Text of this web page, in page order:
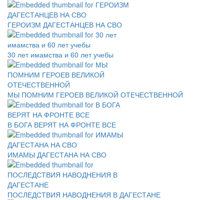
ГЕРОИЗМ ДАГЕСТАНЦЕВ НА СВО
30 лет имамства и 60 лет учебы
МЫ ПОМНИМ ГЕРОЕВ ВЕЛИКОЙ ОТЕЧЕСТВЕННОЙ
В БОГА ВЕРЯТ НА ФРОНТЕ ВСЕ
ИМАМЫ ДАГЕСТАНА НА СВО
ПОСЛЕДСТВИЯ НАВОДНЕНИЯ В ДАГЕСТАНЕ